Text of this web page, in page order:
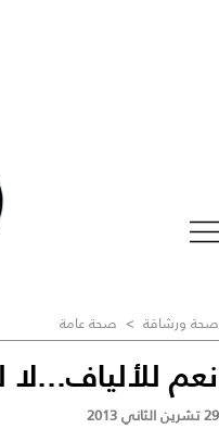
صحة ورشاقة > صحة عامة
نعم للألياف...لا
29 تشرين الثاني 2013